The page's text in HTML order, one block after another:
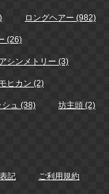
ロングヘアー (982)
(26)
アシンメトリー (3)
ヒカン (2)
シュ (38) 坊主頭 (2)
記 ご利用規約